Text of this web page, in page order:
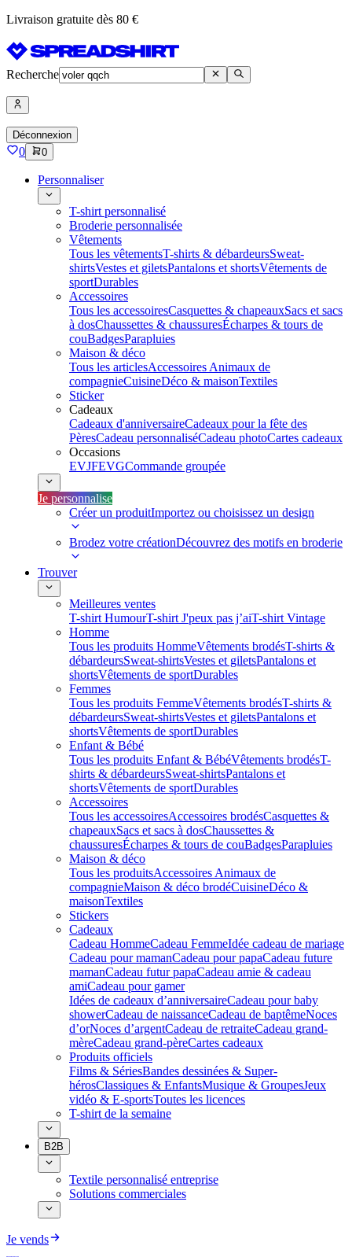
Livraison gratuite dès 80 €
Recherche
Déconnexion
0 0
Personnaliser
T-shirt personnalisé
Broderie personnalisée
Vêtements
Tous les vêtementsT-shirts & débardeursSweat-
shirtsVestes et giletsPantalons et shortsVêtements de
sportDurables
Accessoires
Tous les accessoiresCasquettes & chapeauxSacs et sacs
à dosChaussettes & chaussuresÉcharpes & tours de
couBadgesParapluies
Maison & déco
Tous les articlesAccessoires Animaux de
compagnieCuisineDéco & maisonTextiles
Sticker
Cadeaux
Cadeaux d'anniversaireCadeaux pour la fête des
PèresCadeau personnaliséCadeau photoCartes cadeaux
Occasions
EVJFEVGCommande groupée
Je personnalise
Créer un produitImportez ou choisissez un design
Brodez votre créationDécouvrez des motifs en broderie
Trouver
Meilleures ventes
T-shirt HumourT-shirt J'peux pas j’aiT-shirt Vintage
Homme
Tous les produits HommeVêtements brodésT-shirts &
débardeursSweat-shirtsVestes et giletsPantalons et
shortsVêtements de sportDurables
Femmes
Tous les produits FemmeVêtements brodésT-shirts &
débardeursSweat-shirtsVestes et giletsPantalons et
shortsVêtements de sportDurables
Enfant & Bébé
Tous les produits Enfant & BébéVêtements brodésT-
shirts & débardeursSweat-shirtsPantalons et
shortsVêtements de sportDurables
Accessoires
Tous les accessoiresAccessoires brodésCasquettes &
chapeauxSacs et sacs à dosChaussettes &
chaussuresÉcharpes & tours de couBadgesParapluies
Maison & déco
Tous les produitsAccessoires Animaux de
compagnieMaison & déco brodéCuisineDéco &
maisonTextiles
Stickers
Cadeaux
Cadeau HommeCadeau FemmeIdée cadeau de mariage​
Cadeau pour mamanCadeau pour papaCadeau future
mamanCadeau futur papaCadeau amie & cadeau
amiCadeau pour gamer
Idées de cadeaux d’anniversaireCadeau pour baby
showerCadeau de naissanceCadeau de baptêmeNoces
d’orNoces d’argentCadeau de retraiteCadeau grand-
mèreCadeau grand-pèreCartes cadeaux
Produits officiels
Films & SériesBandes dessinées & Super-
hérosClassiques & EnfantsMusique & GroupesJeux
vidéo & E-sportsToutes les licences
T-shirt de la semaine
B2B
Textile personnalisé entreprise
Solutions commerciales
Je vends